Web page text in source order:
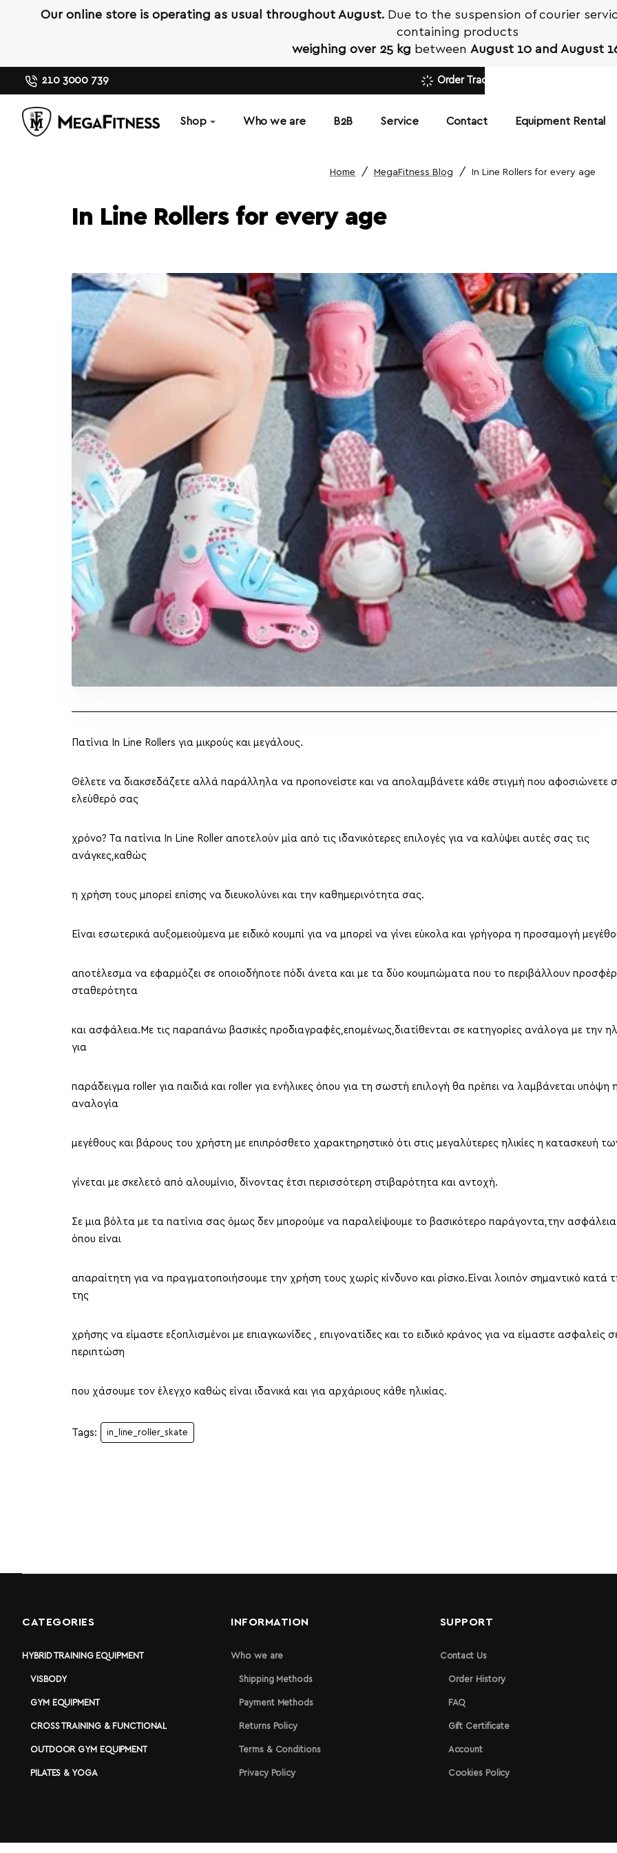
Our online store is operating as usual throughout August. Due to the suspension of courier
containing products
weighing over 25 kg between August 10 and August
210 3000 739 Order Tracking
Shop Who we are Β2Β Service Contact Equipment Rental
MegaFitness Blog In Line Rollers for every age
In Line Rollers for every age
Πατίνια In Line Rollers για μικρούς και μεγάλους.
Θέλετε να διακσεδάζετε αλλά παράλληλα να προπονείστε και να απολαμβάνετε κάθε στιγμή που αφοσιώνετε
ελεύθερό σας
χρόνο? Τα πατίνια In Line Roller αποτελούν μία από τις ιδανικότερες επιλογές για να καλύψει αυτές σας τις
ανάγκες,καθώς
η χρήση τους μπορεί επίσης να διευκολύνει και την καθημερινότητα σας.
Είναι εσωτερικά αυξομειούμενα με ειδικό κουμπί για να μπορεί να γίνει εύκολα και γρήγορα η προσαμογή
αποτέλεσμα να εφαρμόζει σε οποιοδήποτε πόδι άνετα και με τα δύο κουμπώματα που το περιβάλλουν
σταθερότητα
και ασφάλεια.Με τις παραπάνω βασικές προδιαγραφές,επομένως,διατίθενται σε κατηγορίες ανάλογα με την
για
παράδειγμα roller για παιδιά και roller για ενήλικες όπου για τη σωστή επιλογή θα πρέπει να λαμβάνεται υπόψη
αναλογία
μεγέθους και βάρους του χρήστη με επιπρόσθετο χαρακτηρηστικό ότι στις μεγαλύτερες ηλικίες η κατασκευή
γίνεται με σκελετό από αλουμίνιο, δίνοντας έτσι περισσότερη στιβαρότητα και αντοχή.
Σε μια βόλτα με τα πατίνια σας όμως δεν μπορούμε να παραλείψουμε το βασικότερο παράγοντα,την
όπου είναι
απαραίτητη για να πραγματοποιήσουμε την χρήση τους χωρίς κίνδυνο και ρίσκο.Είναι λοιπόν σημαντικό κατά
της
χρήσης να είμαστε εξοπλισμένοι με επιαγκωνίδες , επιγονατίδες και το ειδικό κράνος για να είμαστε ασφαλείς
περιπτώση
που χάσουμε τον έλεγχο καθώς είναι ιδανικά και για αρχάριους κάθε ηλικίας.
Tags: in_line_roller_skate
CATEGORIES
HYBRID TRAINING EQUIPMENT
VISBODY
GYM EQUIPMENT
CROSS TRAINING & FUNCTIONAL
OUTDOOR GYM EQUIPMENT
PILATES & YOGA
INFORMATION
Who we are
Shipping Methods
Payment Methods
Returns Policy
Terms & Conditions
Privacy Policy
SUPPORT
Contact Us
Order History
FAQ
Gift Certificate
Account
Cookies Policy